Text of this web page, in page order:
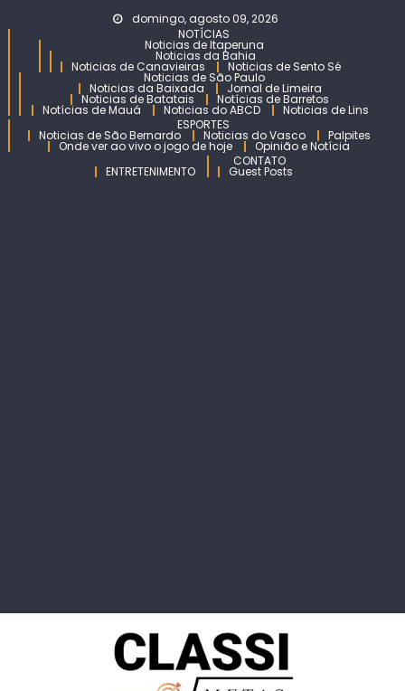
to
content
domingo, agosto 09, 2026
NOTÍCIAS
Noticias de Itaperuna
Noticias da Bahia
Noticias de Canavieiras Noticias de Sento Sé
Noticias de São Paulo
Noticias da Baixada Jornal de Limeira
Noticias de Batatais Notícias de Barretos
Notícias de Mauá Noticias do ABCD
Noticias de Lins
ESPORTES
Noticias de São Bernardo Noticias do Vasco Palpites
Onde ver ao vivo o jogo de hoje
Opinião e Notícia
ENTRETENIMENTO
CONTATO
Guest Posts